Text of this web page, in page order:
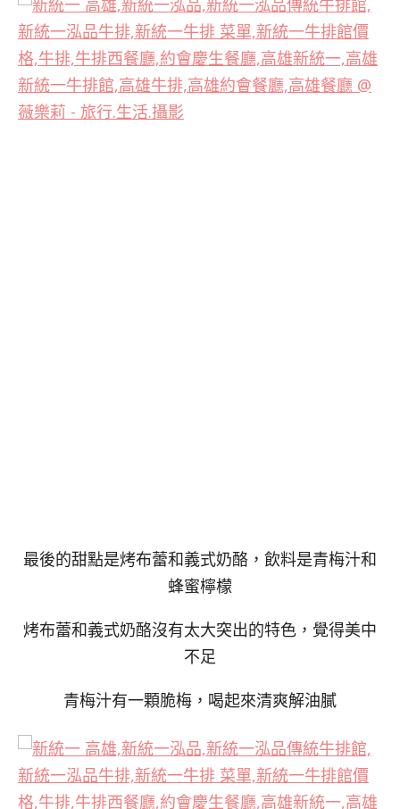
最後的甜點是烤布蕾和義式奶酪，飲料是青梅汁和
蜂蜜檸檬
烤布蕾和義式奶酪沒有太大突出的特色，覺得美中
不足
青梅汁有一顆脆梅，喝起來清爽解油膩